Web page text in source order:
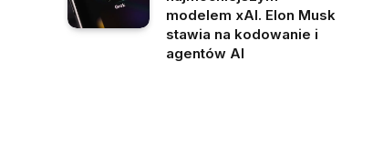
modelem xAI. Elon Musk
stawia na kodowanie i
agentów AI